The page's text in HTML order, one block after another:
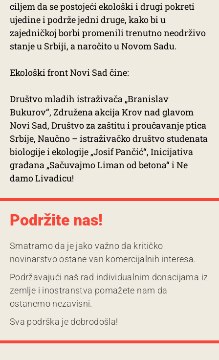
ciljem da se postojeći ekološki i drugi pokreti
ujedine i podrže jedni druge, kako bi u
zajedničkoj borbi promenili trenutno neodrživo
stanje u Srbiji, a naročito u Novom Sadu.
Ekološki front Novi Sad čine:
Društvo mladih istraživača „Branislav
Bukurov“, Združena akcija Krov nad glavom
Novi Sad, Društvo za zaštitu i proučavanje ptica
Srbije, Naučno – istraživačko društvo studenata
biologije i ekologije „Josif Pančić“, Inicijativa
građana „Sačuvajmo Liman od betona“ i Ne
damo Livadicu!
Podržite nas!
Smatramo da je jako važno da kritičko
novinarstvo ostane van komercijalnih interesa.
Podržavajući naš rad individualnim donacijama iz
zemlje i inostranstva pomažete nam da
ostanemo nezavisni.
Sva podrška je dobrodošla!